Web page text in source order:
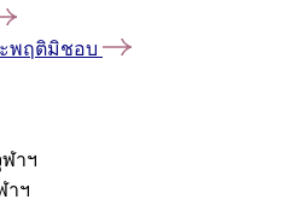
พฤติมิชอบ
าฯ
าฯ